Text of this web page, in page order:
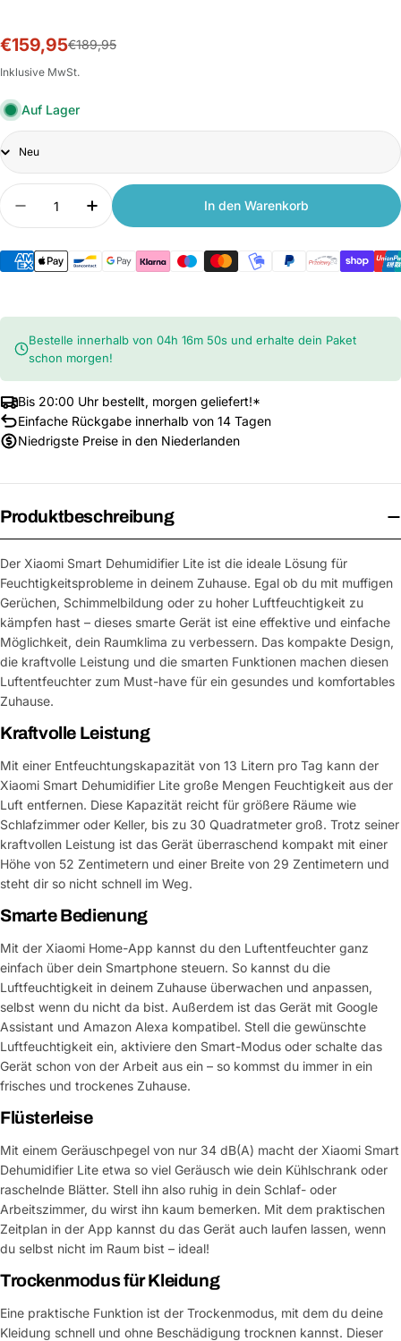
Sale-
Preis
€159,95
Normalpreis
€189,95
Inklusive MwSt.
Auf Lager
Title
Anzahl
Menge verringern für Xiaomi Smarter
Anzahl erhöhen für Xiaomi Smarter
In den Warenkorb
Bestelle innerhalb von 04h 16m 50s und erhalte dein Paket
schon morgen!
Bis 20:00 Uhr bestellt, morgen geliefert!*
Einfache Rückgabe innerhalb von 14 Tagen
Niedrigste Preise in den Niederlanden
Produktbeschreibung
Der Xiaomi Smart Dehumidifier Lite ist die ideale Lösung für
Feuchtigkeitsprobleme in deinem Zuhause. Egal ob du mit muffigen
Gerüchen, Schimmelbildung oder zu hoher Luftfeuchtigkeit zu
kämpfen hast – dieses smarte Gerät ist eine effektive und einfache
Möglichkeit, dein Raumklima zu verbessern. Das kompakte Design,
die kraftvolle Leistung und die smarten Funktionen machen diesen
Luftentfeuchter zum Must-have für ein gesundes und komfortables
Zuhause.
Kraftvolle Leistung
Mit einer Entfeuchtungskapazität von 13 Litern pro Tag kann der
Xiaomi Smart Dehumidifier Lite große Mengen Feuchtigkeit aus der
Luft entfernen. Diese Kapazität reicht für größere Räume wie
Schlafzimmer oder Keller, bis zu 30 Quadratmeter groß. Trotz seiner
kraftvollen Leistung ist das Gerät überraschend kompakt mit einer
Höhe von 52 Zentimetern und einer Breite von 29 Zentimetern und
steht dir so nicht schnell im Weg.
Smarte Bedienung
Mit der Xiaomi Home-App kannst du den Luftentfeuchter ganz
einfach über dein Smartphone steuern. So kannst du die
Luftfeuchtigkeit in deinem Zuhause überwachen und anpassen,
selbst wenn du nicht da bist. Außerdem ist das Gerät mit Google
Assistant und Amazon Alexa kompatibel. Stell die gewünschte
Luftfeuchtigkeit ein, aktiviere den Smart-Modus oder schalte das
Gerät schon von der Arbeit aus ein – so kommst du immer in ein
frisches und trockenes Zuhause.
Flüsterleise
Mit einem Geräuschpegel von nur 34 dB(A) macht der Xiaomi Smart
Dehumidifier Lite etwa so viel Geräusch wie dein Kühlschrank oder
raschelnde Blätter. Stell ihn also ruhig in dein Schlaf- oder
Arbeitszimmer, du wirst ihn kaum bemerken. Mit dem praktischen
Zeitplan in der App kannst du das Gerät auch laufen lassen, wenn
du selbst nicht im Raum bist – ideal!
Trockenmodus für Kleidung
Eine praktische Funktion ist der Trockenmodus, mit dem du deine
Kleidung schnell und ohne Beschädigung trocknen kannst. Dieser